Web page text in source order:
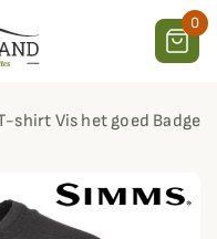
0
shirt Vis het goed Badge